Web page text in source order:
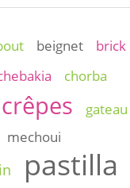
beignet brick
chorba
crêpes
gateau
mechoui
pastilla